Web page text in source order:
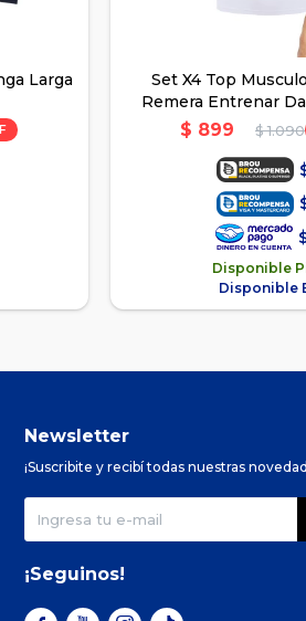
Larga
Set X4 Top
Remera Entrenar
$ 899 $ 1.090
Disponible
Disponible
Newsletter
¡Suscribite y recibí todas nuestras
¡Seguinos!